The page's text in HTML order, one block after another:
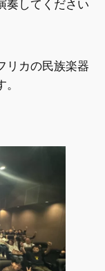
奏してください
リカの民族楽器